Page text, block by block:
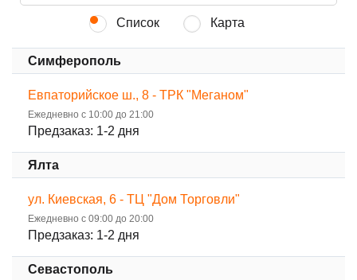
Список Карта
Симферополь
Евпаторийское ш., 8 - ТРК "Меганом"
Ежедневно с 10:00 до 21:00
Предзаказ: 1-2 дня
Ялта
ул. Киевская, 6 - ТЦ "Дом Торговли"
Ежедневно с 09:00 до 20:00
Предзаказ: 1-2 дня
Севастополь